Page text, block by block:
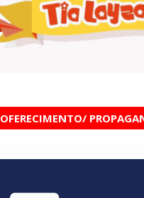
OFERECIMENTO/